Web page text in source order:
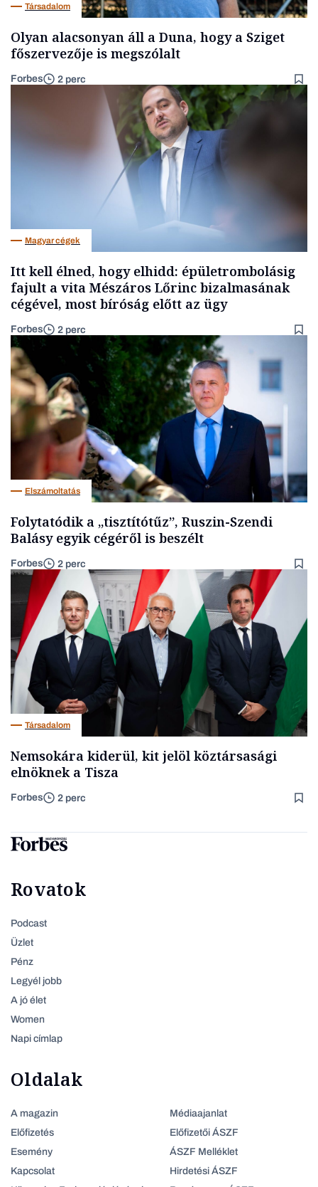
Társadalom
Olyan alacsonyan áll a Duna, hogy a Sziget
főszervezője is megszólalt
Forbes 2 perc
Magyar cégek
Itt kell élned, hogy elhidd: épületrombolásig
fajult a vita Mészáros Lőrinc bizalmasának
cégével, most bíróság előtt az ügy
Forbes 2 perc
Elszámoltatás
Folytatódik a „tisztítótűz”, Ruszin-Szendi
Balásy egyik cégéről is beszélt
Forbes 2 perc
Társadalom
Nemsokára kiderül, kit jelöl köztársasági
elnöknek a Tisza
Forbes 2 perc
Rovatok
Podcast
Üzlet
Pénz
Legyél jobb
A jó élet
Women
Napi címlap
Oldalak
A magazin
Előfizetés
Esemény
Kapcsolat
Médiaajanlat
Előfizetői ÁSZF
ÁSZF Melléklet
Hirdetési ÁSZF